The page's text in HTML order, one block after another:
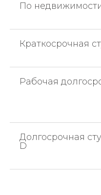
По
Краткосрочная
Рабочая
Долгосрочная
D